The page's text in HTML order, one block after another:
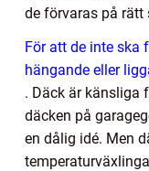
de förvaras på rätt
För att de inte ska
hängande eller
. Däck är känsliga
däcken på
en dålig idé. Men